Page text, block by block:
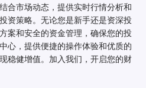
合市场动态，提供实时行情分析和
资策略。无论您是新手还是资深投
案和安全的资金管理，确保您的投
心，提供便捷的操作体验和优质的
稳健增值。加入我们，开启您的财